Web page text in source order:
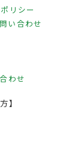
リシー
い合わせ
わせ
】